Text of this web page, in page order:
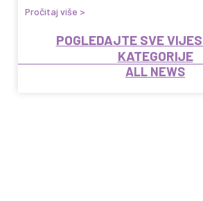
Pročitaj više >
POGLEDAJTE SVE
KATEGORIJE
ALL NEWS